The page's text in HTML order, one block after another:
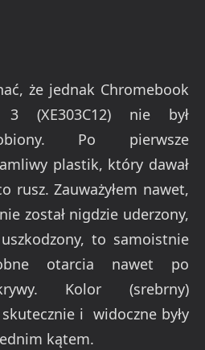
że jednak Chromebook
3 (XE303C12) nie był
Po pierwsze
plastik, który dawał
rusz. Zauważyłem nawet,
został nigdzie uderzony,
to samoistnie
otarcia nawet po
Kolor (srebrny)
i widoczne były
kątem.